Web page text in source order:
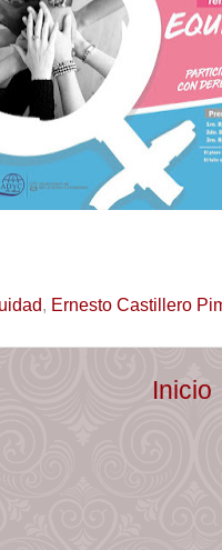
, Ernesto Castillero
Inicio